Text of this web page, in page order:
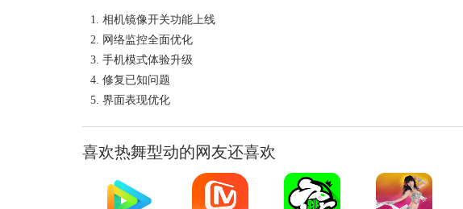
相机镜像开关功能上线
网络监控全面优化
手机模式体验升级
修复已知问题
界面表现优化
喜欢热舞型动的网友还喜欢